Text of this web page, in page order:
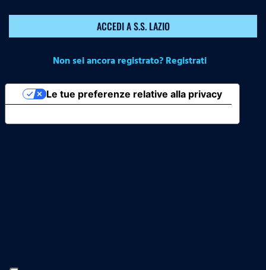
ACCEDI A S.S. LAZIO
Non sei ancora registrato? Registrati
Le tue preferenze relative alla privacy